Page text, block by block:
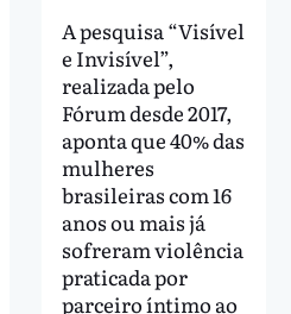
A pesquisa “Visível
e Invisível”,
realizada pelo
Fórum desde 2017,
aponta que 40% das
mulheres
brasileiras com 16
anos ou mais já
sofreram violência
praticada por
parceiro íntimo ao